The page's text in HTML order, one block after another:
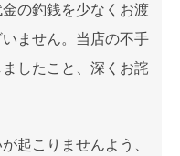
の釣銭を少なくお渡
ません。当店の不手
したこと、深くお詫
起こりませんよう、